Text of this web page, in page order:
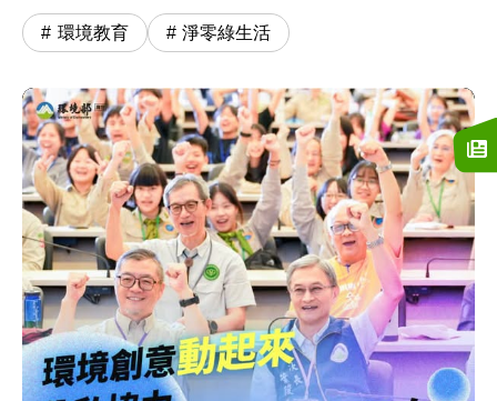
環境教育 淨零綠生活